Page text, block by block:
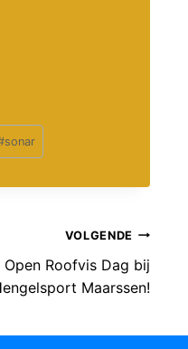
sonar
VOLGENDE
Roofvis Dag bij
Maarssen!